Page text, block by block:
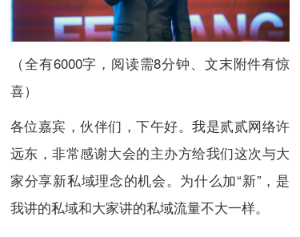
（全有6000字，阅读需8分钟、文末附件有惊
喜）
各位嘉宾，伙伴们，下午好。我是贰贰网络许
远东，非常感谢大会的主办方给我们这次与大
家分享新私域理念的机会。为什么加“新”，是
我讲的私域和大家讲的私域流量不大一样。